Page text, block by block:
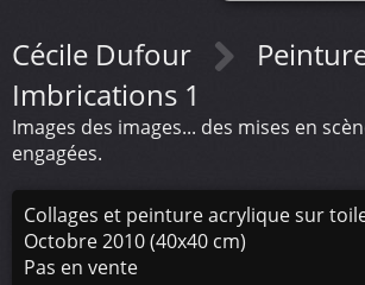
Cécile Dufour
Imbrications 1
Images des images... des mises en
engagées.
Collages et peinture acrylique sur
Octobre 2010 (40x40 cm)
Pas en vente